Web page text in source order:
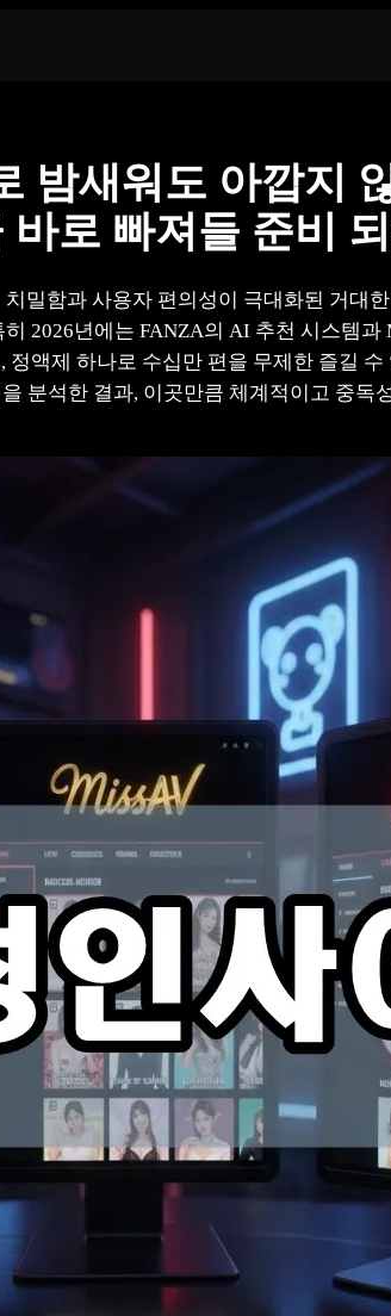
밤새워도 아깝지
로 빠져들 준비
밀함과 사용자 편의성이 극대화된 거대
2026년에는 FANZA의 AI 추천 시스템과
액제 하나로 수십만 편을 무제한 즐길
분석한 결과, 이곳만큼 체계적이고 중독